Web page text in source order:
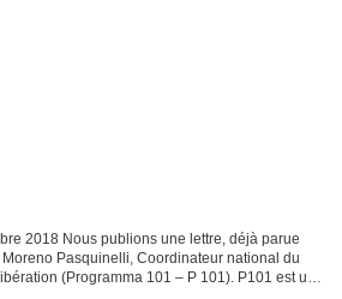
2018 Nous publions une lettre, déjà parue
Pasquinelli, Coordinateur national du
(Programma 101 – P 101). P101 est un